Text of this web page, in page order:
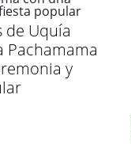
de Uquía
Pachamama
y